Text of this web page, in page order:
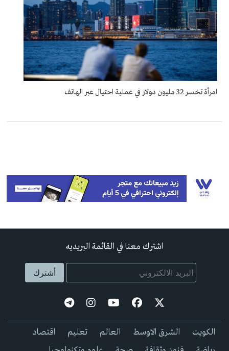
امرأة تخسر 32 مليون دولار في عملية احتيال عبر الهاتف
اشترك معنا في القائمة البريديه
الكويت الشرق الاوسط العالم تعليم
اقتصاد